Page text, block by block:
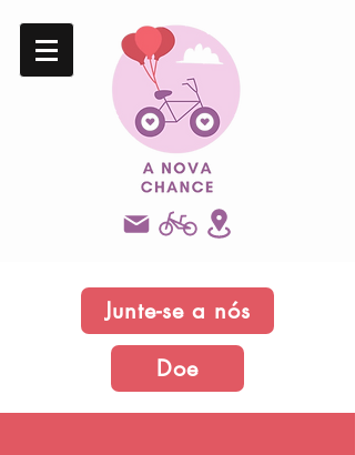
Junte-se a nós
Doe